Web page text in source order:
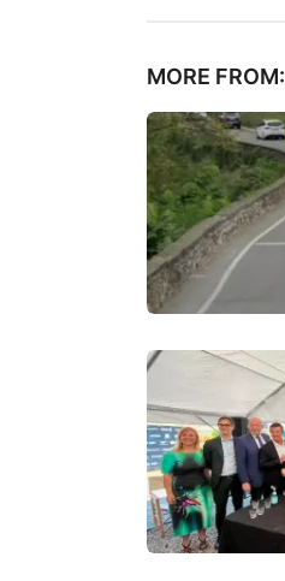
o
n
MORE FROM: